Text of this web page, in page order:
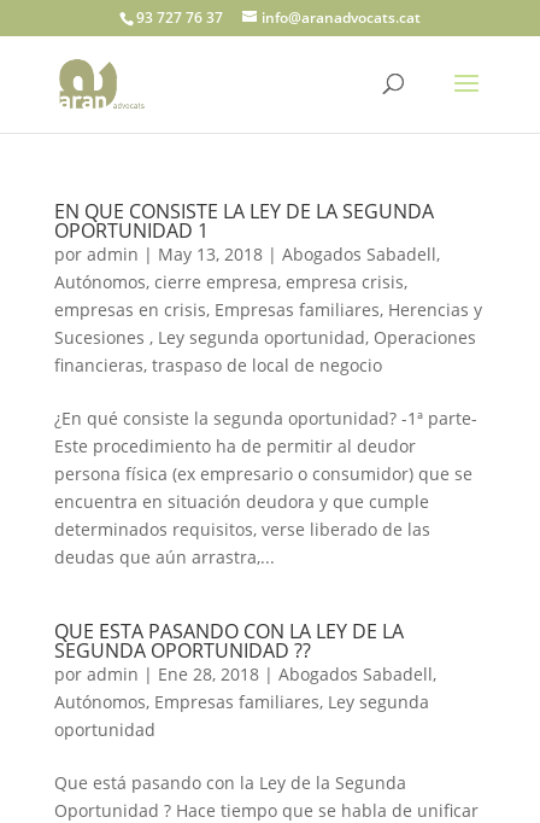
93 727 76 37 info@aranadvocats.cat
EN QUE CONSISTE LA LEY DE LA SEGUNDA
OPORTUNIDAD 1
por admin | May 13, 2018| Abogados Sabadell,
Autónomos, cierre empresa, empresa crisis,
empresas en crisis, Empresas familiares, Herencias y
Sucesiones , Ley segunda oportunidad, Operaciones
financieras, traspaso de local de negocio
¿En qué consiste la segunda oportunidad? -1ª parte-
Este procedimiento ha de permitir al deudor
persona física (ex empresario o consumidor) que se
encuentra en situación deudora y que cumple
determinados requisitos, verse liberado de las
deudas que aún arrastra,...
QUE ESTA PASANDO CON LA LEY DE LA
SEGUNDA OPORTUNIDAD ??
por admin | Ene 28, 2018| Abogados Sabadell,
Autónomos, Empresas familiares, Ley segunda
oportunidad
Que está pasando con la Ley de la Segunda
Oportunidad ? Hace tiempo que se habla de unificar